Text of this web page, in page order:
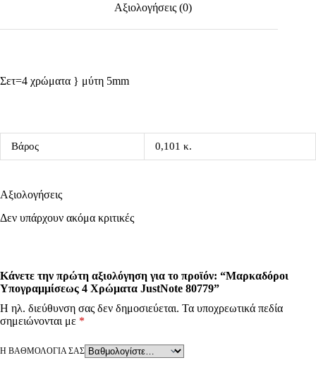
Αξιολογήσεις (0)
Σετ=4 χρώματα } μύτη 5mm
Βάρος 0,101 κ.
Αξιολογήσεις
Δεν υπάρχουν ακόμα κριτικές
Κάνετε την πρώτη αξιολόγηση για το προϊόν: “Μαρκαδόροι
Υπογραμμίσεως 4 Χρώματα JustNote 80779”
Η ηλ. διεύθυνση σας δεν δημοσιεύεται. Τα υποχρεωτικά πεδία
σημειώνονται με *
Η ΒΑΘΜΟΛΟΓΊΑ ΣΑΣ